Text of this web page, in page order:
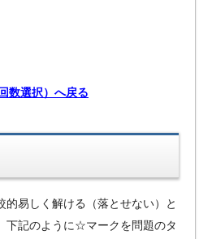
数選択）へ戻る
的易しく解ける（落とせない）と
下記のように☆マークを問題のタ